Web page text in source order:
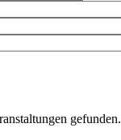
gefunden.